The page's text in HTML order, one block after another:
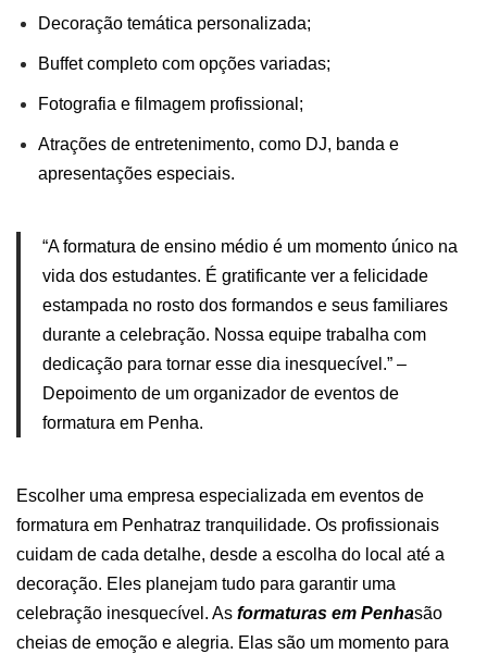
Decoração temática personalizada;
Buffet completo com opções variadas;
Fotografia e filmagem profissional;
Atrações de entretenimento, como DJ, banda e
apresentações especiais.
“Aformatura de ensino médio é um momento único na
vida dos estudantes. É gratificante ver a felicidade
estampada no rosto dos formandos e seus familiares
durante a celebração. Nossa equipe trabalha com
dedicação para tornar esse dia inesquecível.” –
Depoimento de um organizador de eventos de
formatura em Penha.
Escolher uma empresa especializada em eventos de
formatura em Penhatraz tranquilidade. Os profissionais
cuidam de cada detalhe, desde a escolha do local até a
decoração. Eles planejam tudo para garantir uma
celebração inesquecível. As formaturas em Penhasão
cheias de emoção e alegria. Elas são um momento para